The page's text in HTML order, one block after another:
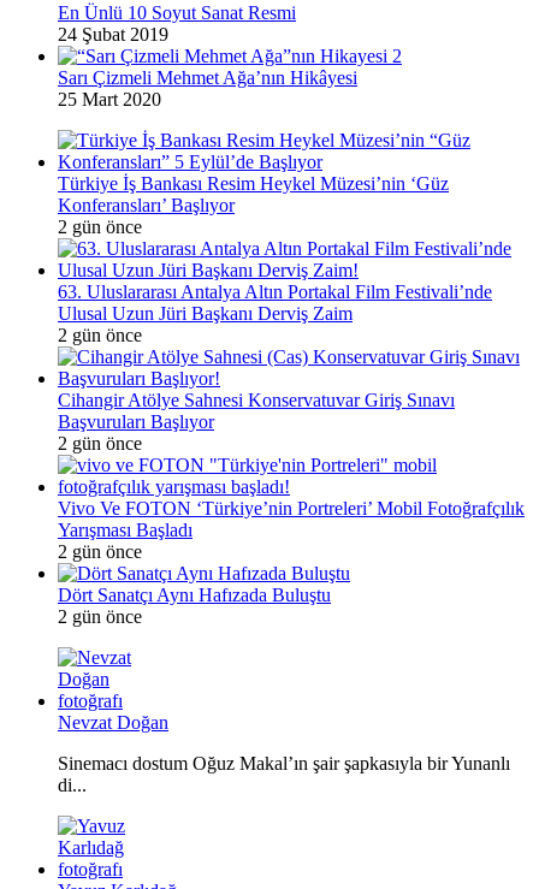
En Ünlü 10 Soyut Sanat Resmi
24 Şubat 2019
Sarı Çizmeli Mehmet Ağa’nın Hikâyesi
25 Mart 2020
Türkiye İş Bankası Resim Heykel Müzesi’nin ‘Güz
Konferansları’ Başlıyor
2 gün önce
63. Uluslararası Antalya Altın Portakal Film Festivali’nde
Ulusal Uzun Jüri Başkanı Derviş Zaim
2 gün önce
Cihangir Atölye Sahnesi Konservatuvar Giriş Sınavı
Başvuruları Başlıyor
2 gün önce
Vivo Ve FOTON ‘Türkiye’nin Portreleri’ Mobil Fotoğrafçılık
Yarışması Başladı
2 gün önce
Dört Sanatçı Aynı Hafızada Buluştu
2 gün önce
Nevzat Doğan
Sinemacı dostum Oğuz Makal’ın şair şapkasıyla bir Yunanlı
di...